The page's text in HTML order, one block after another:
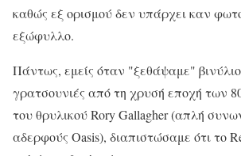
καθώς εξ ορισμού δεν υπάρχει καν
εξώφυλλο.
Πάντως, εμείς όταν "ξεθάψαμε"
γρατσουνιές από τη χρυσή εποχή των
του θρυλικού Rory Gallagher (απλή
αδερφούς Oasis), διαπιστώσαμε ότι το